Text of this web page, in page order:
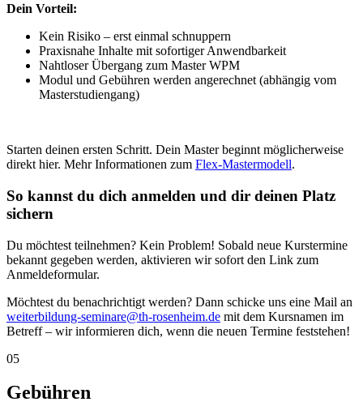
Dein Vorteil:
Kein Risiko – erst einmal schnuppern
Praxisnahe Inhalte mit sofortiger Anwendbarkeit
Nahtloser Übergang zum Master WPM
Modul und Gebühren werden angerechnet (abhängig vom
Masterstudiengang)
Starten deinen ersten Schritt. Dein Master beginnt möglicherweise
direkt hier. Mehr Informationen zum Flex-Mastermodell.
So kannst du dich anmelden und dir deinen Platz
sichern
Du möchtest teilnehmen? Kein Problem! Sobald neue Kurstermine
bekannt gegeben werden, aktivieren wir sofort den Link zum
Anmeldeformular.
Möchtest du benachrichtigt werden? Dann schicke uns eine Mail an
weiterbildung-seminare@th-rosenheim.de mit dem Kursnamen im
Betreff – wir informieren dich, wenn die neuen Termine feststehen!
05
Gebühren